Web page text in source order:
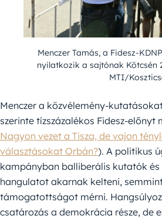
Menczer Tamás, a Fidesz-
nyilatkozik a sajtónak Kötcsén
MTI/
Menczer a közvélemény-
szerinte tízszázalékos Fidesz-előnyt
Nagyon vezet a Tisza, de vajon
választásokat Orbán?). A politikus
kampányban balliberális kutatók és
hangulatot akarnak kelteni,
támogatottságot mérni.
csatározás a demokrácia része, de